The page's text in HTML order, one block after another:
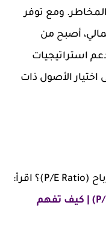
ومع توفر
أصبح من
استراتيجيات
اختيار الأصول ذات
هل تريد تعلم معدل السعر إلى الأرباح (P/E Ratio)؟ اقرأ:
معدل السعر إلى الأرباح (P/E Ratio) | كيف تفهم